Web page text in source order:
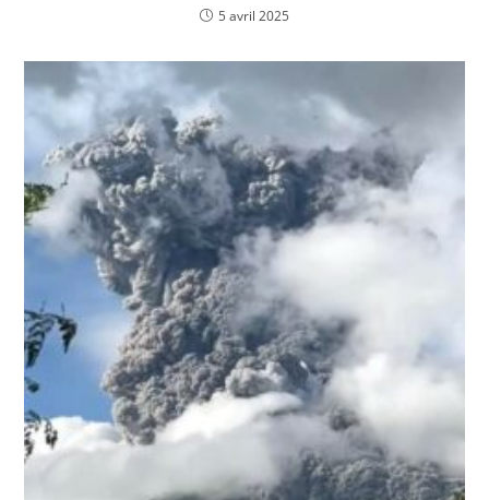
5 avril 2025